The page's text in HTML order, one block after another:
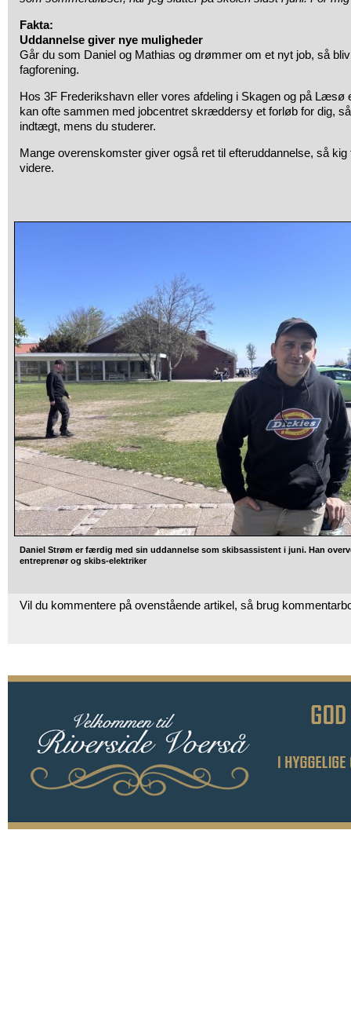
Fakta:
Uddannelse giver nye muligheder
Går du som Daniel og Mathias og drømmer om et nyt job, så
fagforening.
Hos 3F Frederikshavn eller vores afdeling i Skagen og på Læsø
kan ofte sammen med jobcentret skræddersy et forløb for dig,
indtægt, mens du studerer.
Mange overenskomster giver også ret til efteruddannelse, så
videre.
Daniel Strøm er færdig med sin uddannelse som skibsassistent i juni. Han
entreprenør og skibs-elektriker
Vil du kommentere på ovenstående artikel, så brug